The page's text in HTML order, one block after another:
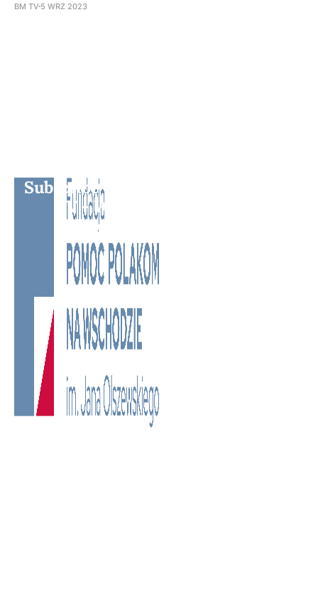
BM TV 5 WRZ 2023
Subscribe to BM TV - Bridge Media
TV - Wielokulturowy kanał
telewizyjny na Litwie